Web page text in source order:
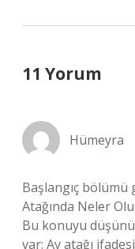
11 Yorum
Hümeyra
Başlangıç
Atağında Neler
Bu konuyu
var: Ay atağı